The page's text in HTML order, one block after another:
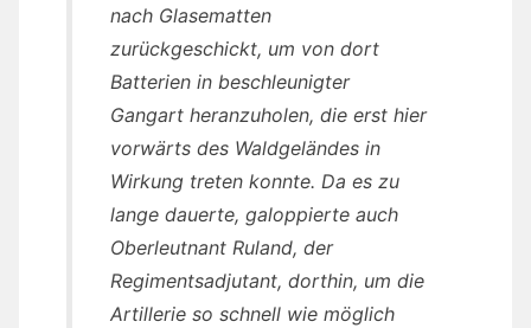
nach Glasematten
zurückgeschickt, um von dort
Batterien in beschleunigter
Gangart heranzuholen, die erst hier
vorwärts des Waldgeländes in
Wirkung treten konnte. Da es zu
lange dauerte, galoppierte auch
Oberleutnant Ruland, der
Regimentsadjutant, dorthin, um die
Artillerie so schnell wie möglich